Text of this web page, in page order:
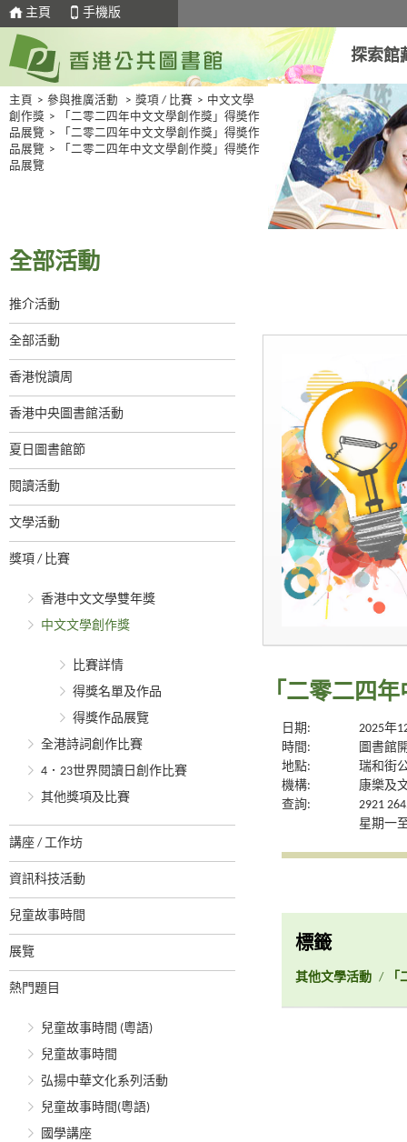
主頁 手機版
探索館
主頁 > 參與推廣活動 > 獎項 / 比賽 > 中文文學
創作獎 >
「二零二四年中文文學創作獎」得奬作
品展覽 >
「二零二四年中文文學創作獎」得奬作
品展覽 >
「二零二四年中文文學創作獎」得奬作
品展覽
全部活動
推介活動
全部活動
香港悅讀周
香港中央圖書館活動
夏日圖書館節
閱讀活動
文學活動
獎項 / 比賽
香港中文文學雙年獎
中文文學創作獎
比賽詳情
得獎名單及作品
得獎作品展覽
全港詩詞創作比賽
4．23世界閱讀日創作比賽
其他獎項及比賽
講座 / 工作坊
資訊科技活動
兒童故事時間
展覽
熱門題目
兒童故事時間 (粵語)
兒童故事時間
弘揚中華文化系列活動
兒童故事時間(粵語)
國學講座
「二零二四
日期:
2025年
時間:
圖書館
地點:
瑞和街
機構:
康樂及
查詢:
2921
星期一
標籤
其他文學活動 /